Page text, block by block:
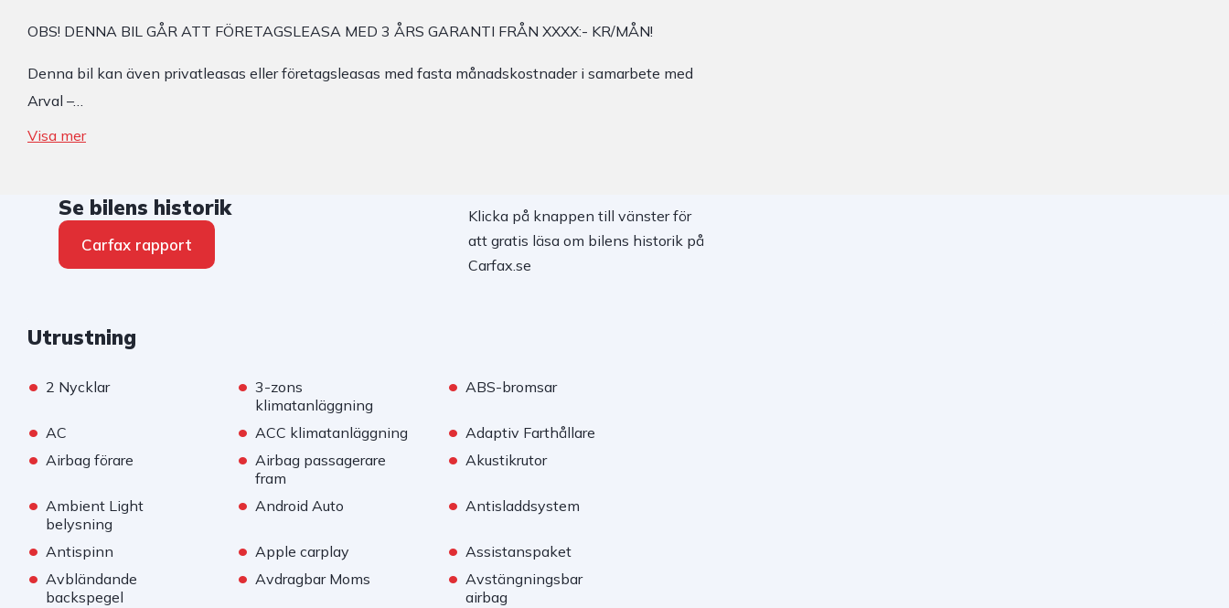
OBS! DENNA BIL GÅR ATT FÖRETAGSLEASA MED 3 ÅRS GARANTI FRÅN XXXX:- KR/MÅN!
Denna bil kan även privatleasas eller företagsleasas med fasta månadskostnader i samarbete med
Arval –…
Visa mer
Se bilens historik
Carfax rapport
Klicka på knappen till vänster för
att gratis läsa om bilens historik på
Carfax.se
Utrustning
• 2 Nycklar • 3-zons
klimatanläggning
• ABS-bromsar
• AC • ACC klimatanläggning • Adaptiv Farthållare
• Airbag förare • Airbag passagerare
fram
• Akustikrutor
• Ambient Light
belysning
• Android Auto • Antisladdsystem
• Antispinn • Apple carplay • Assistanspaket
• Avbländande
backspegel
• Avdragbar Moms • Avstängningsbar
airbag